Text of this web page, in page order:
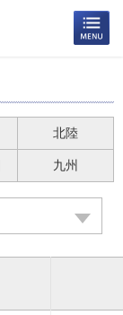
北陸
九州